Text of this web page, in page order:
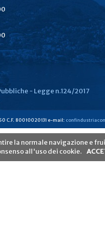
- Legge n.124/2017
C.F. 80010020131 e-mail:
la normale navigazione e
all'uso dei cookie.